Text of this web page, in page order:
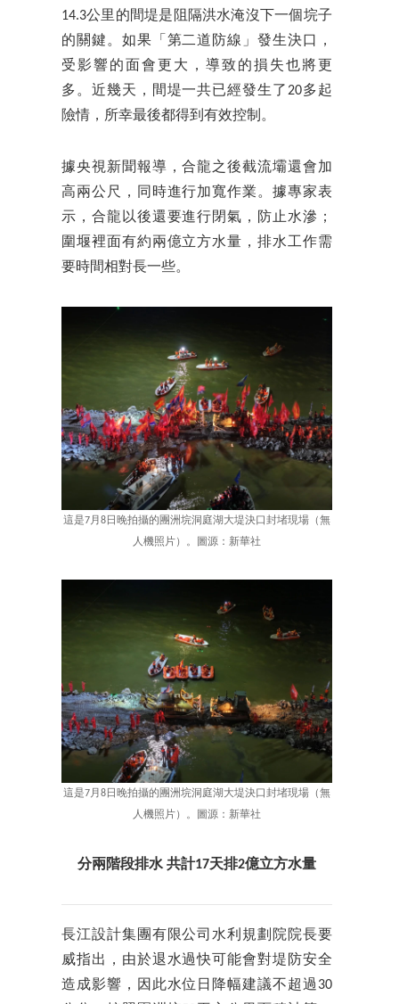
14.3公里的間堤是阻隔洪水淹沒下一個垸子
的關鍵。如果「第二道防線」發生決口，
受影響的面會更大，導致的損失也將更
多。近幾天，間堤一共已經發生了20多起
險情，所幸最後都得到有效控制。
據央視新聞報導，合龍之後截流壩還會加
高兩公尺，同時進行加寬作業。據專家表
示，合龍以後還要進行閉氣，防止水滲；
圍堰裡面有約兩億立方水量，排水工作需
要時間相對長一些。
這是7月8日晚拍攝的團洲垸洞庭湖大堤決口封堵現場（無
人機照片）。圖源：新華社
這是7月8日晚拍攝的團洲垸洞庭湖大堤決口封堵現場（無
人機照片）。圖源：新華社
分兩階段排水 共計17天排2億立方水量
長江設計集團有限公司水利規劃院院長要
威指出，由於退水過快可能會對堤防安全
造成影響，因此水位日降幅建議不超過30